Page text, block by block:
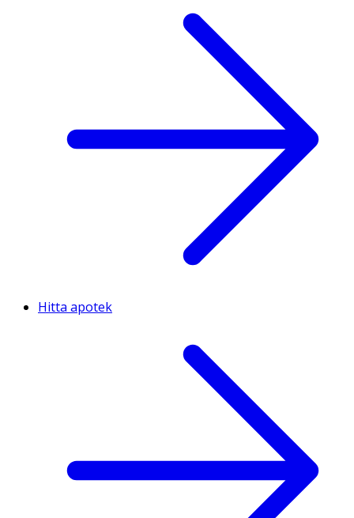
Hitta apotek